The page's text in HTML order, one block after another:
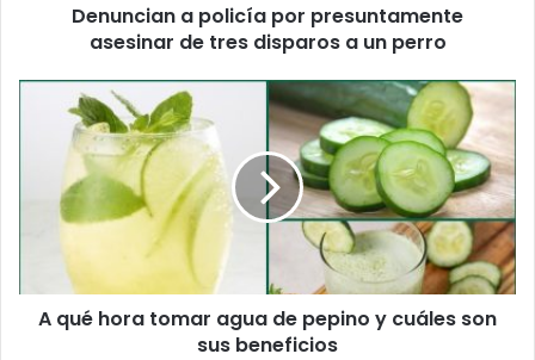
Denuncian a policía por presuntamente
asesinar de tres disparos a un perro
A qué hora tomar agua de pepino y cuáles son
sus beneficios